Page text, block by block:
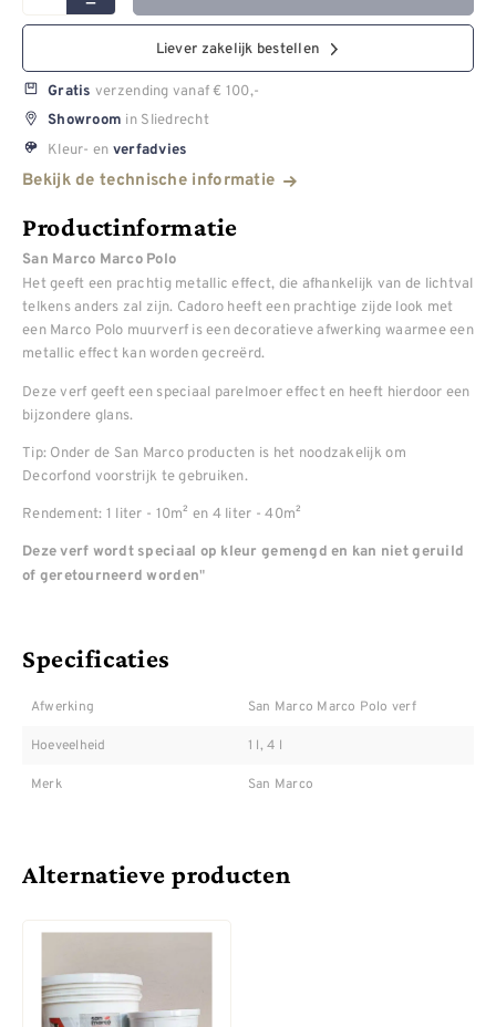
Liever zakelijk bestellen
Gratis verzending vanaf € 100,-
Showroom in Sliedrecht
Kleur- en verfadvies
Bekijk de technische informatie
Productinformatie
San Marco Marco Polo
Het geeft een prachtig metallic effect, die afhankelijk van de lichtval
telkens anders zal zijn. Cadoro heeft een prachtige zijde look met
een Marco Polo muurverf is een decoratieve afwerking waarmee een
metallic effect kan worden gecreërd.
Deze verf geeft een speciaal parelmoer effect en heeft hierdoor een
bijzondere glans.
Tip: Onder de San Marco producten is het noodzakelijk om
Decorfond voorstrijk te gebruiken.
Rendement: 1 liter - 10m² en 4 liter - 40m²
Deze verf wordt speciaal op kleur gemengd en kan niet geruild
of geretourneerd worden"
Specificaties
Afwerking San Marco Marco Polo verf
Hoeveelheid 1 l, 4 l
Merk San Marco
Alternatieve producten